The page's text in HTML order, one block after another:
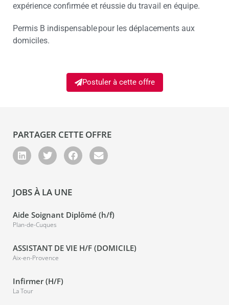
expérience confirmée et réussie du travail en équipe.
Permis B indispensable pour les déplacements aux
domiciles.
Postuler à cette offre
PARTAGER CETTE OFFRE
JOBS À LA UNE
Aide Soignant Diplômé (h/f)
Plan-de-Cuques
ASSISTANT DE VIE H/F (DOMICILE)
Aix-en-Provence
Infirmer (H/F)
La Tour